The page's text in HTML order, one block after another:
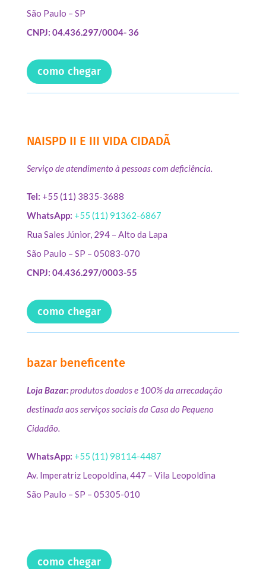
São Paulo – SP
CNPJ: 04.436.297/0004- 36
como chegar
NAISPD II E III VIDA CIDADÃ
Serviço de atendimento à pessoas com deficiência.
Tel: +55 (11) 3835-3688
WhatsApp: +55 (11) 91362-6867
Rua Sales Júnior, 294 – Alto da Lapa
São Paulo – SP – 05083-070
CNPJ: 04.436.297/0003-55
como chegar
bazar beneficente
Loja Bazar:produtos doados e 100% da arrecadação
destinada aos serviços sociais da Casa do Pequeno
Cidadão.
WhatsApp: +55 (11) 98114-4487
Av. Imperatriz Leopoldina, 447 – Vila Leopoldina
São Paulo – SP – 05305-010
como chegar